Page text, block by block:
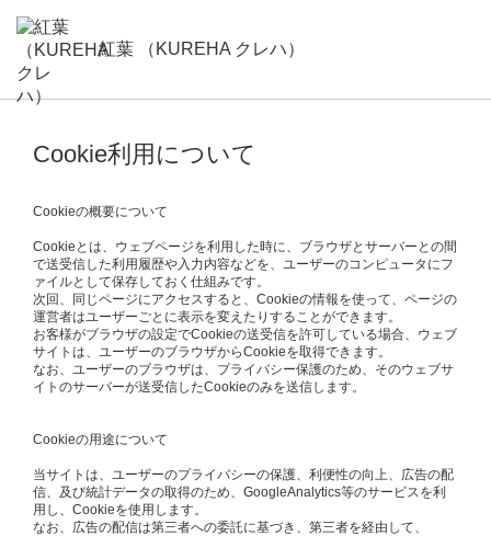
紅葉 （KUREHA クレハ）
Cookie利用について
Cookieの概要について
Cookieとは、ウェブページを利用した時に、ブラウザとサーバーとの間
で送受信した利用履歴や入力内容などを、ユーザーのコンピュータにフ
ァイルとして保存しておく仕組みです。
次回、同じページにアクセスすると、Cookieの情報を使って、ページの
運営者はユーザーごとに表示を変えたりすることができます。
お客様がブラウザの設定でCookieの送受信を許可している場合、ウェブ
サイトは、ユーザーのブラウザからCookieを取得できます。
なお、ユーザーのブラウザは、プライバシー保護のため、そのウェブサ
イトのサーバーが送受信したCookieのみを送信します。
Cookieの用途について
当サイトは、ユーザーのプライバシーの保護、利便性の向上、広告の配
信、及び統計データの取得のため、GoogleAnalytics等のサービスを利
用し、Cookieを使用します。
なお、広告の配信は第三者への委託に基づき、第三者を経由して、